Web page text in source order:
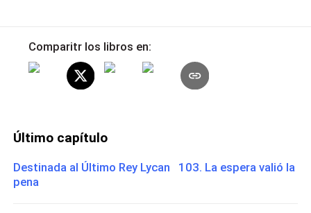
Comparitr los libros en:
Último capítulo
Destinada al Último Rey Lycan 103. La espera valió la
pena